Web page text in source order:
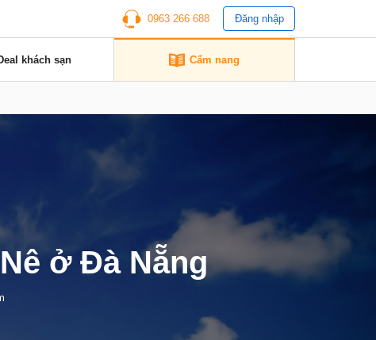
0963 266 688 Đăng nhập
khách sạn Cẩm nang
ở Đà Nẵng